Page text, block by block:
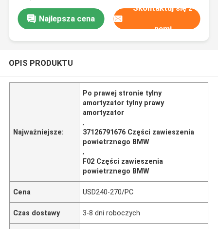
Najlepsza cena
Skontaktuj się z
nami
OPIS PRODUKTU
Najważniejsze:
Po prawej stronie tylny
amortyzator tylny prawy
amortyzator
,
37126791676 Części zawieszenia
powietrznego BMW
,
F02 Części zawieszenia
powietrznego BMW
Cena USD240-270/PC
Czas dostawy 3-8 dni roboczych